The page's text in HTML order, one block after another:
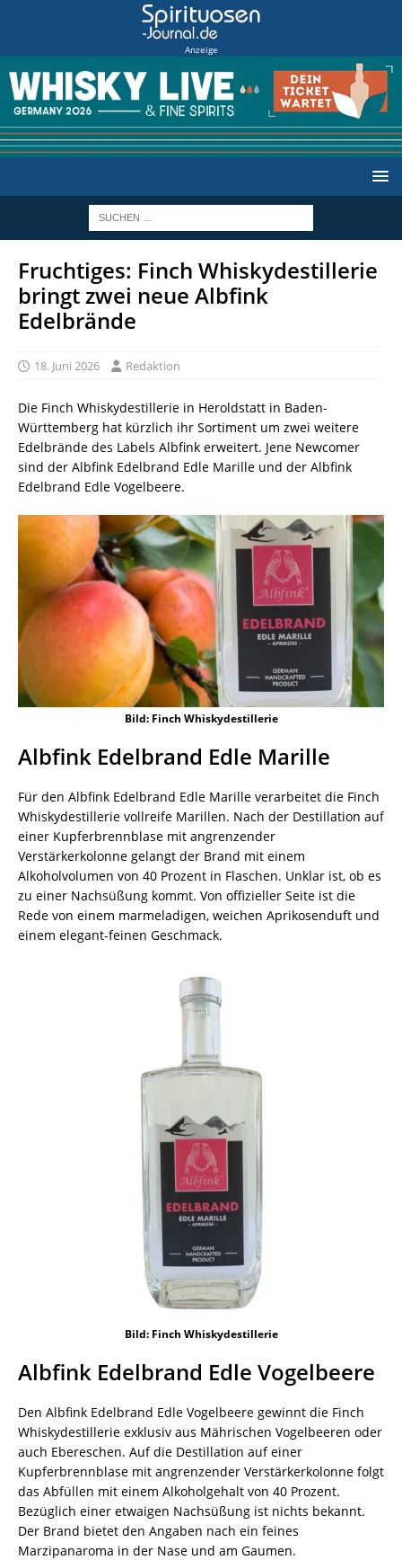
Anzeige
Fruchtiges: Finch Whiskydestillerie
bringt zwei neue Albfink
Edelbrände
18. Juni 2026 Redaktion
Die Finch Whiskydestillerie in Heroldstatt in Baden-
Württemberg hat kürzlich ihr Sortiment um zwei weitere
Edelbrände des Labels Albfink erweitert. Jene Newcomer
sind der Albfink Edelbrand Edle Marille und der Albfink
Edelbrand Edle Vogelbeere.
Bild: Finch Whiskydestillerie
Albfink Edelbrand Edle Marille
Für den Albfink Edelbrand Edle Marille verarbeitet die Finch
Whiskydestillerie vollreife Marillen. Nach der Destillation auf
einer Kupferbrennblase mit angrenzender
Verstärkerkolonne gelangt der Brand mit einem
Alkoholvolumen von 40 Prozent in Flaschen. Unklar ist, ob es
zu einer Nachsüßung kommt. Von offizieller Seite ist die
Rede von einem marmeladigen, weichen Aprikosenduft und
einem elegant-feinen Geschmack.
Bild: Finch Whiskydestillerie
Albfink Edelbrand Edle Vogelbeere
Den Albfink Edelbrand Edle Vogelbeere gewinnt die Finch
Whiskydestillerie exklusiv aus Mährischen Vogelbeeren oder
auch Ebereschen. Auf die Destillation auf einer
Kupferbrennblase mit angrenzender Verstärkerkolonne folgt
das Abfüllen mit einem Alkoholgehalt von 40 Prozent.
Bezüglich einer etwaigen Nachsüßung ist nichts bekannt.
Der Brand bietet den Angaben nach ein feines
Marzipanaroma in der Nase und am Gaumen.